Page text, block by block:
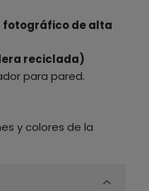
fotográfico de alta
reciclada)
para pared.
y colores de la